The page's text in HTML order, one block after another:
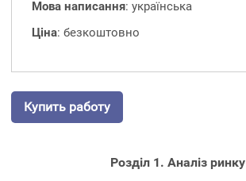
Мова написання: українська
Ціна: безкоштовно
Купить работу
Розділ 1. Аналіз ринку